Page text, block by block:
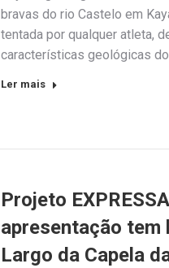
bravas do rio Castelo em
tentada por qualquer atleta,
características geológicas
Ler mais
Projeto
apresentação tem
Largo da Capela